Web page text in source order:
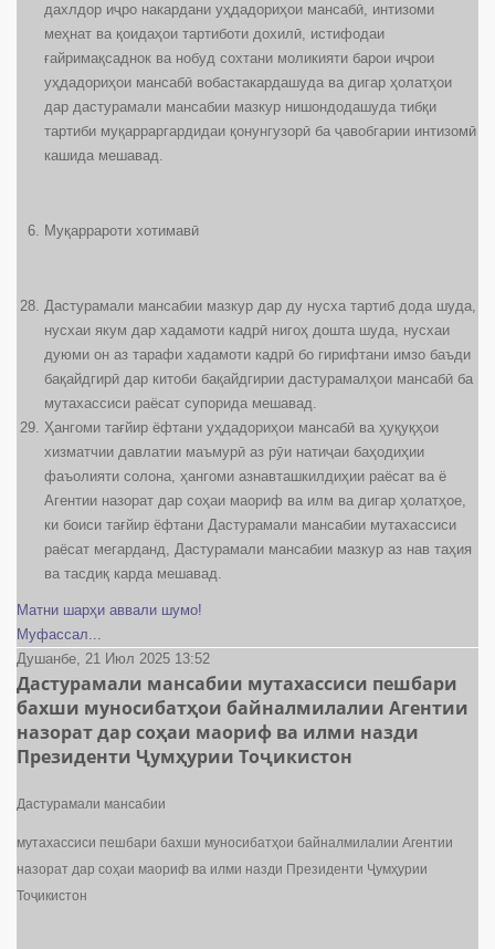
дахлдор иҷро накардани уҳдадориҳои мансабӣ, интизоми
меҳнат ва қоидаҳои тартиботи дохилӣ, истифодаи
ғайримақсаднок ва нобуд сохтани моликияти барои иҷрои
уҳдадориҳои мансабӣ вобастакардашуда ва дигар ҳолатҳои
дар дастурамали мансабии мазкур нишондодашуда тибқи
тартиби муқарраргардидаи қонунгузорӣ ба ҷавобгарии интизомӣ
кашида мешавад.
Муқаррароти хотимавӣ
Дастурамали мансабии мазкур дар ду нусха тартиб дода шуда,
нусхаи якум дар хадамоти кадрӣ нигоҳ дошта шуда, нусхаи
дуюми он аз тарафи хадамоти кадрӣ бо гирифтани имзо баъди
бақайдгирӣ дар китоби бақайдгирии дастурамалҳои мансабӣ ба
мутахассиси раёсат супорида мешавад.
Ҳангоми тағйир ёфтани уҳдадориҳои мансабӣ ва ҳуқуқҳои
хизматчии давлатии маъмурӣ аз рӯи натиҷаи баҳодиҳии
фаъолияти солона, ҳангоми азнавташкилдиҳии раёсат ва ё
Агентии назорат дар соҳаи маориф ва илм ва дигар ҳолатҳое,
ки боиси тағйир ёфтани Дастурамали мансабии мутахассиси
раёсат мегарданд, Дастурамали мансабии мазкур аз нав таҳия
ва тасдиқ карда мешавад.
Матни шарҳи аввали шумо!
Муфассал...
Душанбе, 21 Июл 2025 13:52
Дастурамали мансабии мутахассиси пешбари
бахши муносибатҳои байналмилалии Агентии
назорат дар соҳаи маориф ва илми назди
Президенти Ҷумҳурии Тоҷикистон
Дастурамали мансабии
мутахассиси пешбари бахши муносибатҳои байналмилалии Агентии
назорат дар соҳаи маориф ва илми назди Президенти Ҷумҳурии
Тоҷикистон